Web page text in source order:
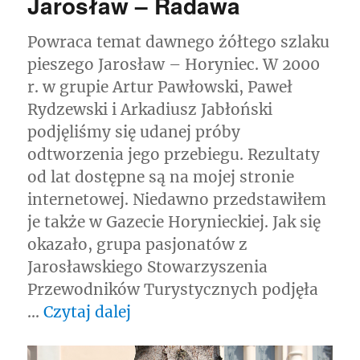
Powraca temat dawnego żółtego szlaku
pieszego Jarosław – Horyniec. W 2000
r. w grupie Artur Pawłowski, Paweł
Rydzewski i Arkadiusz Jabłoński
podjęliśmy się udanej próby
odtworzenia jego przebiegu. Rezultaty
od lat dostępne są na mojej stronie
internetowej. Niedawno przedstawiłem
je także w Gazecie Horynieckiej. Jak się
okazało, grupa pasjonatów z
Jarosławskiego Stowarzyszenia
Przewodników Turystycznych podjęła
…Czytaj dalej